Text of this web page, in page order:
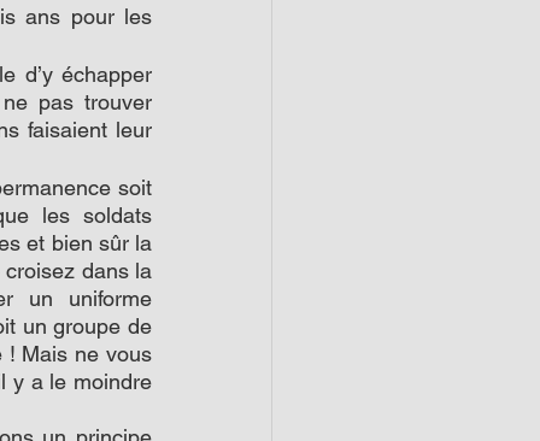
ans pour les
d’y échapper
pas trouver
faisaient leur
soit
les soldats
et bien sûr la
dans la
un uniforme
un groupe de
! Mais ne vous
y a le moindre